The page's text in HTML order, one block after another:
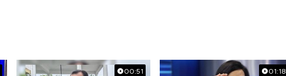
00:51 01:18